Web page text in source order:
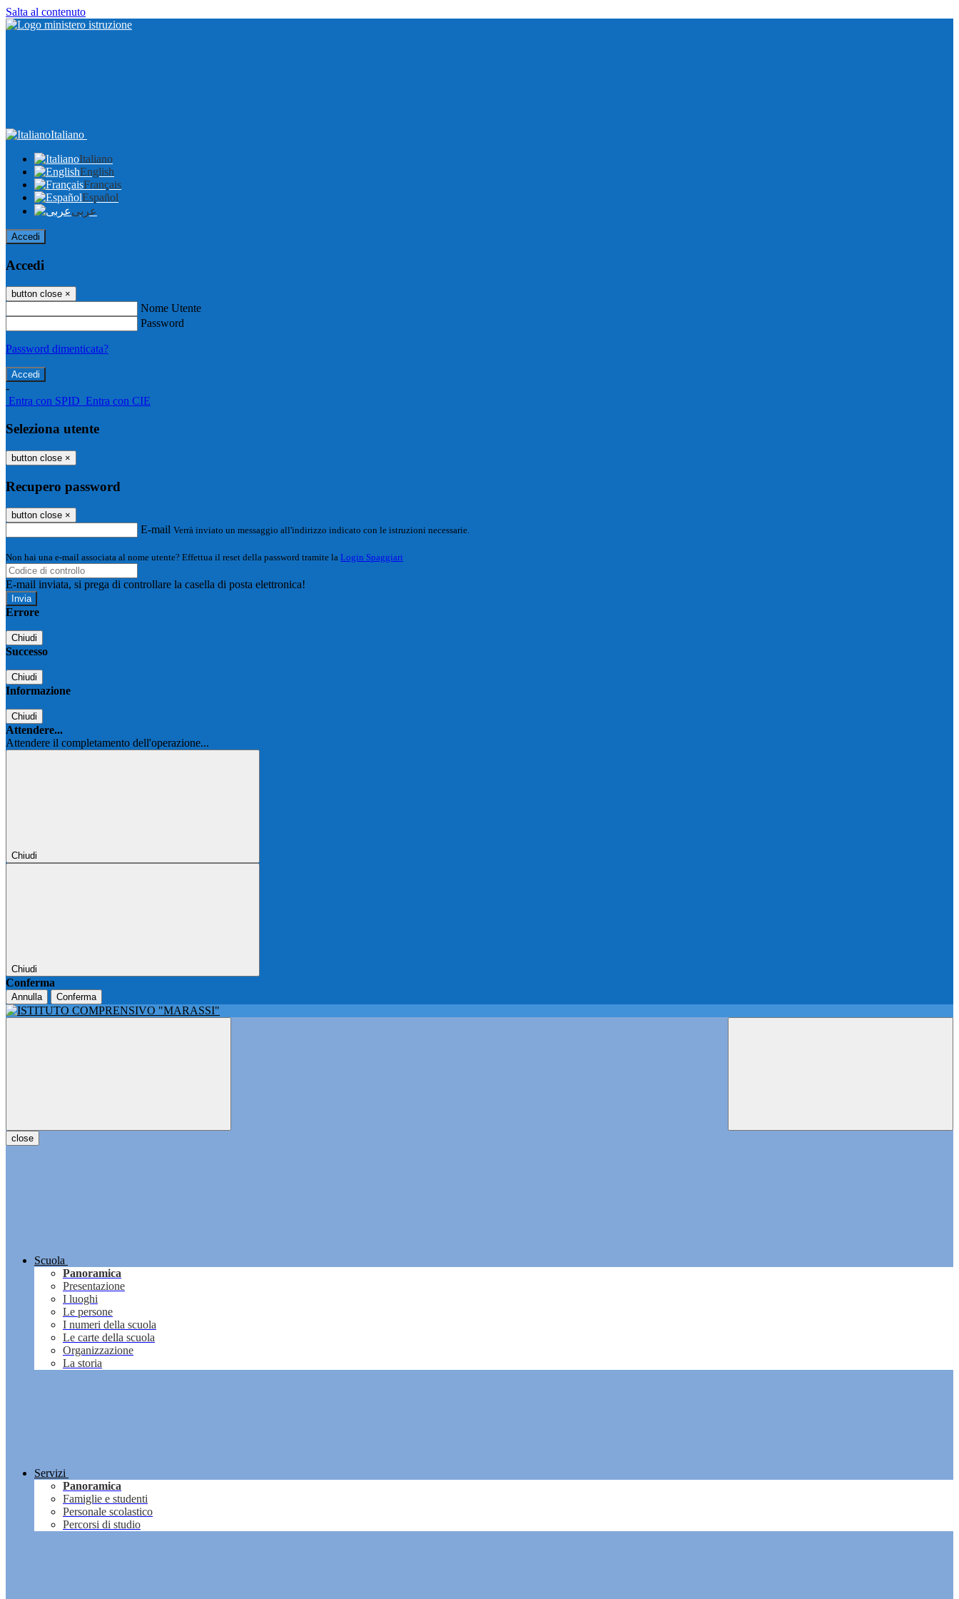
Salta al contenuto
Italiano
Italiano
English
Français
Español
عربى
Accedi
Accedi
button close ×
Nome Utente
Password
Password dimenticata?
-
Entra con SPID Entra con CIE
Seleziona utente
button close ×
Recupero password
button close ×
E-mail Verrà inviato un messaggio all'indirizzo indicato con le istruzioni necessarie.
Non hai una e-mail associata al nome utente? Effettua il reset della password tramite la Login Spaggiari
E-mail inviata, si prega di controllare la casella di posta elettronica!
Errore
Chiudi
Successo
Chiudi
Informazione
Chiudi
Attendere...
Attendere il completamento dell'operazione...
Chiudi
Chiudi
Conferma
Annulla Conferma
close
Scuola
Panoramica
Presentazione
I luoghi
Le persone
I numeri della scuola
Le carte della scuola
Organizzazione
La storia
Servizi
Panoramica
Famiglie e studenti
Personale scolastico
Percorsi di studio